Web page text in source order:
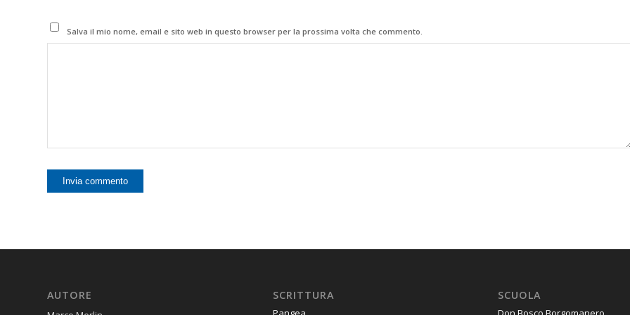
Salva il mio nome, email e sito web in questo browser per la prossima volta che commento.
AUTORE SCRITTURA SCUOLA